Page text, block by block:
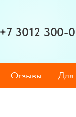
+7 3012 300-
Отзывы Для